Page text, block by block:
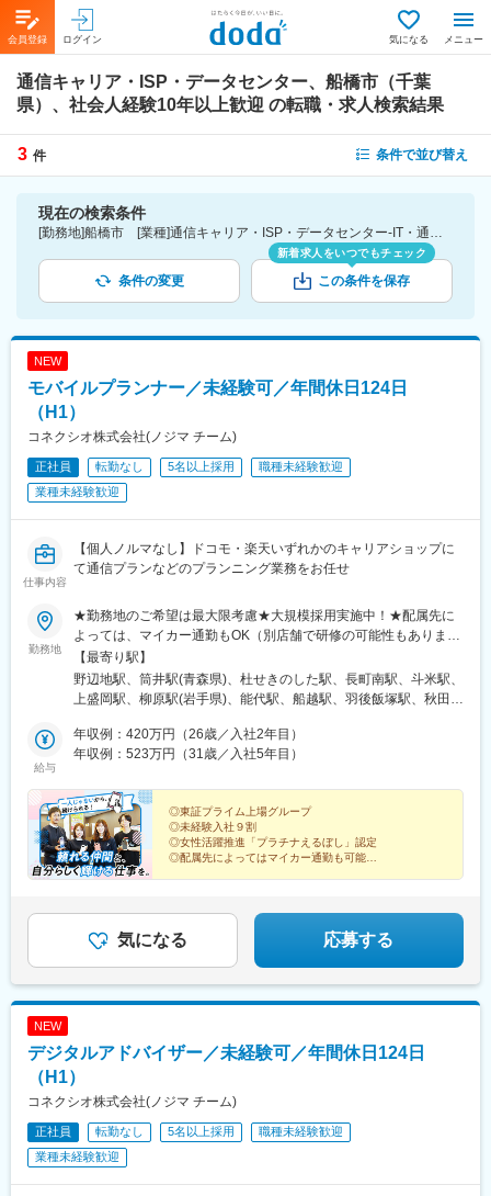
会員登録 ログイン 気になる メニュー
通信キャリア・ISP・データセンター、船橋市（千葉
県）、社会人経験10年以上歓迎 の転職・求人検索結果
3 件 条件で並び替え
現在の検索条件
[勤務地]船橋市 [業種]通信キャリア・ISP・データセンター-IT・通信業界 [詳細条件](募集・採用情報)社会人経験10年以上歓迎
条件の変更
新着求人をいつでもチェック
この条件を保存
NEW
モバイルプランナー／未経験可／年間休日124日
（H1）
コネクシオ株式会社(ノジマ チーム)
正社員 転勤なし 5名以上採用
職種未経験歓迎
業種未経験歓迎
仕事内容
【個人ノルマなし】ドコモ・楽天いずれかのキャリアショップに
て通信プランなどのプランニング業務をお任せ
勤務地
★勤務地のご希望は最大限考慮★大規模採用実施中！★配属先に
よっては、マイカー通勤もOK（別店舗で研修の可能性もありま
す）※勤務地の詳細は、当社ホームページの「ショップ展開」から
ご確認ください！＜以下エリアいずれかの店舗に配属＞【北海
道・東北】北海道、青森県、岩手県、宮城県、秋田県、山形県、
信越】新潟県、長野県【北陸】富山県、石川県、福井県【東海】
岐阜県、静岡県、愛知県、三重県【関西】滋賀県、京都府、大阪
【四国】徳島県、香川県、愛媛県、高知県【九州・沖縄】福岡
県、佐賀県、長崎県、熊本県、大分県、宮崎県、鹿児島県受動喫
煙対策：屋内禁煙
【最寄り駅】
野辺地駅、筒井駅(青森県)、杜せきのした駅、長町南駅、斗米駅、
上盛岡駅、柳原駅(岩手県)、能代駅、船越駅、羽後飯塚駅、秋田
島学院前駅、本宮駅(福島県)、泉駅(常磐線)、東区役所前駅、琴似
駅(函館本線)、大谷地駅、五稜郭公園前駅、東海駅、赤塚駅、上菅
赤塚駅、燕三条駅、田上駅(新潟県)、吉田駅(新潟県)、加茂駅(新潟
県)、東川口駅、川口駅、浦和駅、北浦和駅、東浦和駅、東鷲宮
駅、鷲宮駅、栗橋駅、加須駅、花崎駅、朝霞台駅、新座駅、上尾
駅、桶川駅、羽貫駅、蓮田駅、和光市駅、二和向台駅、千城台
駅、新鎌ケ谷駅、武蔵小山駅、長原駅(東京都)、大岡山駅、目黒
駅、とうきょうスカイツリー駅、平井駅(東京都)、駒込駅、白山駅
(東京都)、本郷三丁目駅、落合駅(東京都)、浜田山駅、千歳烏山
駅、横浜駅、ナゴヤドーム前矢田駅、鶴舞駅、八事駅、杁ケ池公
園駅、上社駅、長久手古戦場駅、荒子駅、尾張一宮駅、開明駅、
国府宮駅、春日井駅(名鉄線)、愛環梅坪駅、三河高浜駅、安城駅、
枝駅、東静岡駅、古庄駅、遠州病院駅、沼津駅、本吉原駅、新静
岡駅、三島広小路駅、日本平駅、片浜駅、自動車学校前駅、富士
給与
年収例：420万円（26歳／入社2年目）
年収例：523万円（31歳／入社5年目）
◎東証プライム上場グループ
◎未経験入社９割
◎女性活躍推進「プラチナえるぼし」認定
◎配属先によってはマイカー通勤も可能
*☆『ヒトのぬくもりが、集う職場へ』☆*
気になる 応募する
NEW
デジタルアドバイザー／未経験可／年間休日124日
（H1）
コネクシオ株式会社(ノジマ チーム)
正社員 転勤なし 5名以上採用
職種未経験歓迎
業種未経験歓迎